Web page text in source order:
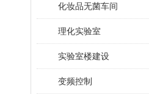
化妆品无菌车间
理化实验室
实验室楼建设
变频控制